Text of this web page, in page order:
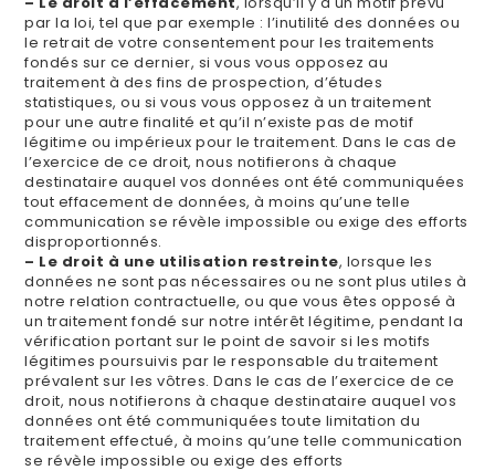
par la loi, tel que par exemple : l’inutilité des données ou
le retrait de votre consentement pour les traitements
fondés sur ce dernier, si vous vous opposez au
traitement à des fins de prospection, d’études
statistiques, ou si vous vous opposez à un traitement
pour une autre finalité et qu’il n’existe pas de motif
légitime ou impérieux pour le traitement. Dans le cas de
l’exercice de ce droit, nous notifierons à chaque
destinataire auquel vos données ont été communiquées
tout effacement de données, à moins qu’une telle
communication se révèle impossible ou exige des efforts
disproportionnés.
– Le droit à une utilisation restreinte, lorsque les
données ne sont pas nécessaires ou ne sont plus utiles à
notre relation contractuelle, ou que vous êtes opposé à
un traitement fondé sur notre intérêt légitime, pendant la
vérification portant sur le point de savoir si les motifs
légitimes poursuivis par le responsable du traitement
prévalent sur les vôtres. Dans le cas de l’exercice de ce
droit, nous notifierons à chaque destinataire auquel vos
données ont été communiquées toute limitation du
traitement effectué, à moins qu’une telle communication
se révèle impossible ou exige des efforts